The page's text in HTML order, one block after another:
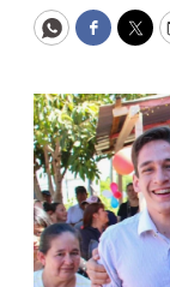
WhatsApp